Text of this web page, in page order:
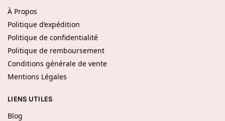
À Propos
Politique d’expédition
Politique de confidentialité
Politique de remboursement
Conditions générale de vente
Mentions Légales
LIENS UTILES
Blog